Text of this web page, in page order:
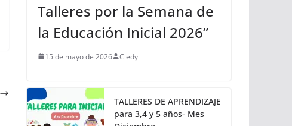
Talleres por la Semana de
la Educación Inicial 2026”
15 de mayo de 2026 Cledy
TALLERES DE APRENDIZAJE
para 3,4 y 5 años- Mes